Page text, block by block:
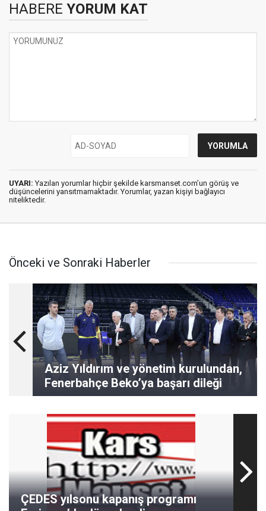
HABERE YORUM KAT
UYARI: Yazılan yorumlar hiçbir şekilde karsmanset.com’un görüş ve
düşüncelerini yansıtmamaktadır. Yorumlar, yazan kişiyi bağlayıcı
niteliktedir.
Önceki ve Sonraki Haberler
Aziz Yıldırım ve yönetim kurulundan,
Fenerbahçe Beko’ya başarı dileği
ÇEDES yılsonu kapanış programı